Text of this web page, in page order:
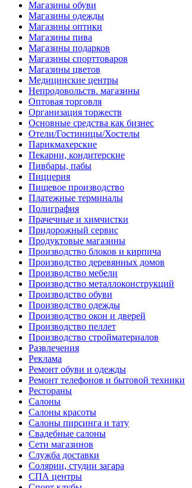
Магазины обуви
Магазины одежды
Магазины оптики
Магазины пива
Магазины подарков
Магазины спорттоваров
Магазины цветов
Медицинские центры
Непродовольств. магазины
Оптовая торговля
Организация торжеств
Основные средства как бизнес
Отели/Гостиницы/Хостелы
Парикмахерские
Пекарни, кондитерские
Пивбары, пабы
Пиццерия
Пищевое производство
Платежные терминалы
Полиграфия
Прачечные и химчистки
Придорожный сервис
Продуктовые магазины
Производство блоков и кирпича
Производство деревянных домов
Производство мебели
Производство металлоконструкций
Производство обуви
Производство одежды
Производство окон и дверей
Производство пеллет
Производство стройматериалов
Развлечения
Реклама
Ремонт обуви и одежды
Ремонт телефонов и бытовой техники
Рестораны
Салоны
Салоны красоты
Салоны пирсинга и тату
Свадебные салоны
Сети магазинов
Служба доставки
Солярии, студии загара
СПА центры